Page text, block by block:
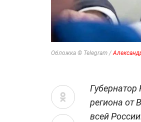
Обложка © Telegram /
региона от
всей